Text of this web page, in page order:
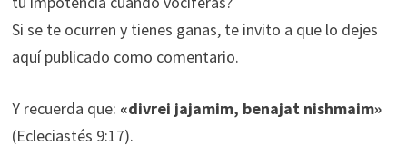
Si se te ocurren y tienes ganas, te invito a que lo dejes
aquí publicado como comentario.
Y recuerda que: «divrei jajamim, benajat nishmaim»
(Ecleciastés 9:17).